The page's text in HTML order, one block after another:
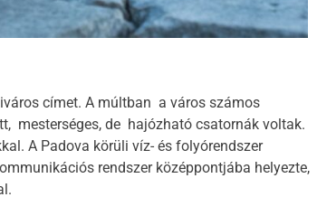
címet. A múltban a város számos
mesterséges, de hajózható csatornák voltak.
A Padova körüli víz- és folyórendszer
rendszer középpontjába helyezte,